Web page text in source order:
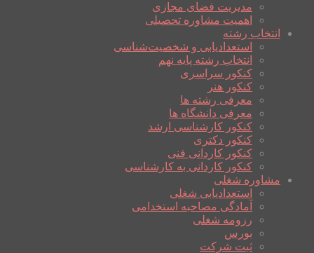
مدیریت فضای مجازی
اهمیت مشاوره تحصیلی
انتخاب رشته
استعدادیابی و شخصیت‌شناسی
انتخاب رشته پایه نهم
کنکور سراسری
کنکور هنر
معرفی رشته ها
معرفی دانشگاه ها
کنکور کارشناسی ارشد
کنکور دکتری
کنکور کاردانی فنی
کنکور کاردانی به کارشناسی
مشاوره شغلی
استعدادیابی شغلی
آمادگی مصاحبه استخدامی
رزومه شغلی
بورس
ثبت شرکت